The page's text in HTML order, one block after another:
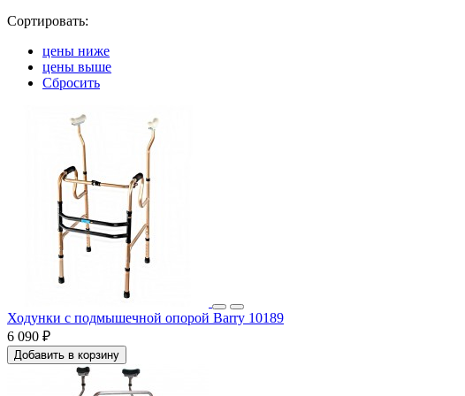
Сортировать:
цены ниже
цены выше
Сбросить
Ходунки с подмышечной опорой Barry 10189
6 090 ₽
Добавить в корзину